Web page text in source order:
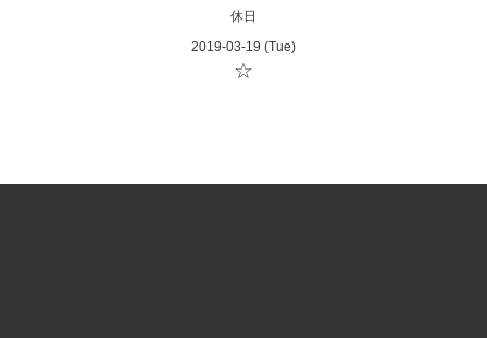
休日
2019-03-19 (Tue)
☆